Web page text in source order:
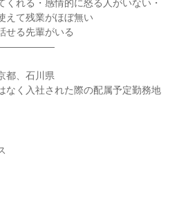
くれる・感情的に怒る人がいない・
えて残業がほぼ無い
せる先輩がいる
都、石川県
く入社された際の配属予定勤務地